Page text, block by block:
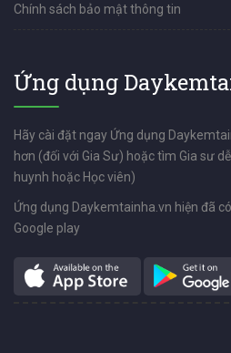
Chính sách bảo mật thông tin
Ứng dụng
Hãy cài đặt ngay Ứng dụng
hơn (đối với Gia Sư) hoặc tìm Gia sư
huynh hoặc Học viên)
Ứng dụng Daykemtainha.vn hiện đã
Google play